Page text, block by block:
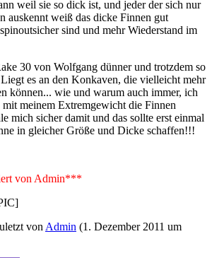
weil sie so dick ist, und jeder der sich nur
auskennt weiß das dicke Finnen gut
sind und mehr Wiederstand im
30 von Wolfgang dünner und trotzdem so
es an den Konkaven, die vielleicht mehr
können... wie und warum auch immer, ich
meinem Extremgewicht die Finnen
mich sicher damit und das sollte erst einmal
in gleicher Größe und Dicke schaffen!!!
von Admin***
von Admin (1. Dezember 2011 um